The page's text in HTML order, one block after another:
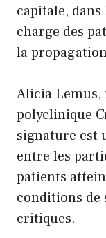
capitale,
charge des
la
Alicia Lemus,
polyclinique
signature est
entre les
patients
conditions de
critiques.